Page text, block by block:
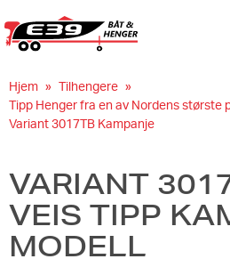
Hjem
Tilhengere
Tipp Henger fra en av Nordens største
Variant 3017TB Kampanje
VARIANT
VEIS TIPP
MODELL